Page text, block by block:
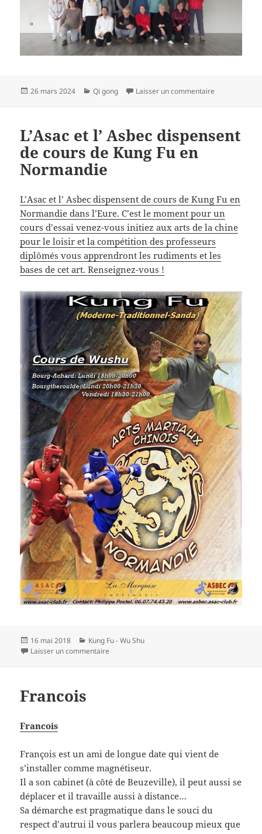
Publié
26 mars 2024 Catégories
Qi gong Laisser un commentaire
L’Asac et l’ Asbec dispensent
de cours de Kung Fu en
Normandie
L’Asac et l’ Asbec dispensent de cours de Kung Fu en
Normandie dans l’Eure. C’est le moment pour un
cours d’essai venez-vous initiez aux arts de la chine
pour le loisir et la compétition des professeurs
diplômés vous apprendront les rudiments et les
bases de cet art. Renseignez-vous !
Publié
le
16 mai 2018 Catégories
Kung Fu - Wu Shu
Laisser un commentaire
Francois
Francois
François est un ami de longue date qui vient de
s’installer comme magnétiseur.
Il a son cabinet (à côté de Beuzeville), il peut aussi se
déplacer et il travaille aussi à distance…
Sa démarche est pragmatique dans le souci du
respect d’autrui il vous parlera beaucoup mieux que